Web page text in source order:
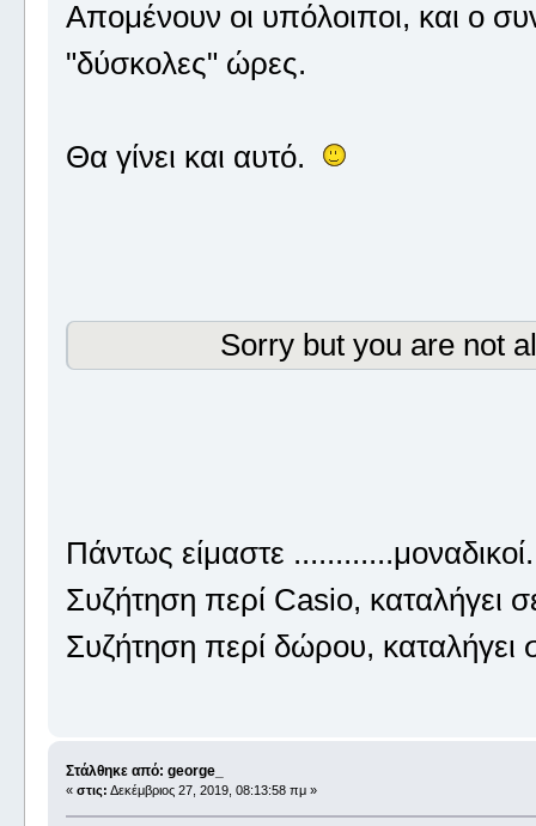
Απομένουν οι υπόλοιποι, και ο
"δύσκολες" ώρες.
Θα γίνει και αυτό.
Sorry but you are not
Πάντως είμαστε
Συζήτηση περί Casio, καταλήγει
Συζήτηση περί δώρου,
Στάλθηκε από: george_
« στις: Δεκέμβριος 27, 2019, 08:13:58 πμ »